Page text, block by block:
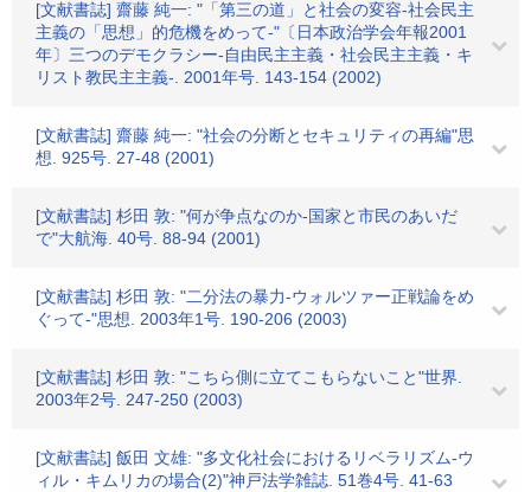
[文献書誌] 齋藤 純一: "「第三の道」と社会の変容-社会民主
主義の「思想」的危機をめって-"〔日本政治学会年報2001
年〕三つのデモクラシー-自由民主主義・社会民主主義・キ
リスト教民主主義-. 2001年号. 143-154 (2002)
[文献書誌] 齋藤 純一: "社会の分断とセキュリティの再編"思
想. 925号. 27-48 (2001)
[文献書誌] 杉田 敦: "何が争点なのか-国家と市民のあいだ
で"大航海. 40号. 88-94 (2001)
[文献書誌] 杉田 敦: "二分法の暴力-ウォルツァー正戦論をめ
ぐって-"思想. 2003年1号. 190-206 (2003)
[文献書誌] 杉田 敦: "こちら側に立てこもらないこと"世界.
2003年2号. 247-250 (2003)
[文献書誌] 飯田 文雄: "多文化社会におけるリベラリズム-ウ
ィル・キムリカの場合(2)"神戸法学雑誌. 51巻4号. 41-63